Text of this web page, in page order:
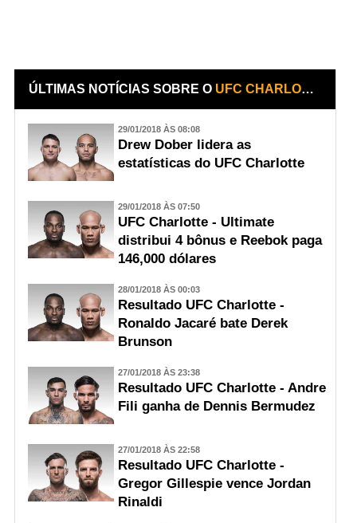
ÚLTIMAS NOTÍCIAS SOBRE O UFC CHARLOTTE
29/01/2018 ÀS 08:08
Drew Dober lidera as
estatísticas do UFC Charlotte
29/01/2018 ÀS 07:50
UFC Charlotte - Ultimate
distribui 4 bônus e Reebok paga
146,000 dólares
28/01/2018 ÀS 00:03
Resultado UFC Charlotte -
Ronaldo Jacaré bate Derek
Brunson
27/01/2018 ÀS 23:38
Resultado UFC Charlotte - Andre
Fili ganha de Dennis Bermudez
27/01/2018 ÀS 22:58
Resultado UFC Charlotte -
Gregor Gillespie vence Jordan
Rinaldi